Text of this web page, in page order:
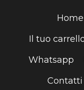
Home
Il tuo
Whatsapp
Contatti